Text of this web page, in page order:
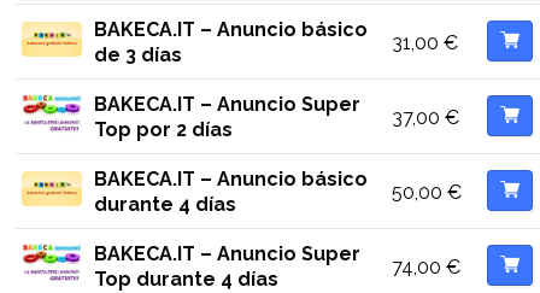
BAKECA.IT – Anuncio básico
de 3 días
31,00 €
BAKECA.IT – Anuncio Super
Top por 2 días
37,00 €
BAKECA.IT – Anuncio básico
durante 4 días
50,00 €
BAKECA.IT – Anuncio Super
Top durante 4 días
74,00 €